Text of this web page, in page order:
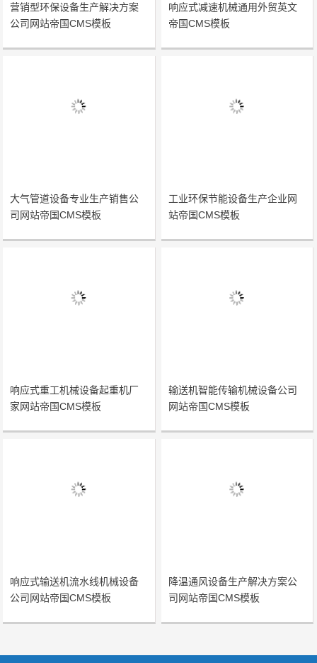
营销型环保设备生产解决方案
公司网站帝国CMS模板
响应式减速机械通用外贸英文
帝国CMS模板
大气管道设备专业生产销售公
司网站帝国CMS模板
工业环保节能设备生产企业网
站帝国CMS模板
响应式重工机械设备起重机厂
家网站帝国CMS模板
输送机智能传输机械设备公司
网站帝国CMS模板
响应式输送机流水线机械设备
公司网站帝国CMS模板
降温通风设备生产解决方案公
司网站帝国CMS模板